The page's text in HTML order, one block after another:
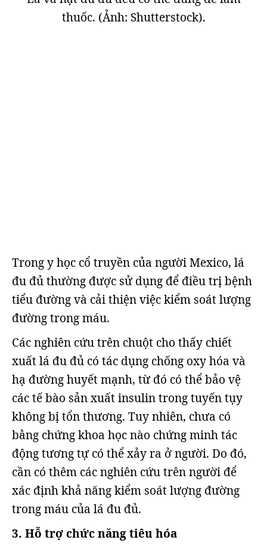
thuốc. (Ảnh: Shutterstock).
Trong y học cổ truyền của người Mexico, lá
đu đủ thường được sử dụng để điều trị bệnh
tiểu đường và cải thiện việc kiểm soát lượng
đường trong máu.
Các nghiên cứu trên chuột cho thấy chiết
xuất lá đu đủ có tác dụng chống oxy hóa và
hạ đường huyết mạnh, từ đó có thể bảo vệ
các tế bào sản xuất insulin trong tuyến tụy
không bị tổn thương. Tuy nhiên, chưa có
bằng chứng khoa học nào chứng minh tác
động tương tự có thể xảy ra ở người. Do đó,
cần có thêm các nghiên cứu trên người để
xác định khả năng kiểm soát lượng đường
trong máu của lá đu đủ.
3. Hỗ trợ chức năng tiêu hóa